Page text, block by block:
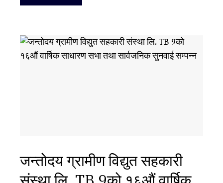
जन्तोदय ग्रामीण विद्युत सहकारी